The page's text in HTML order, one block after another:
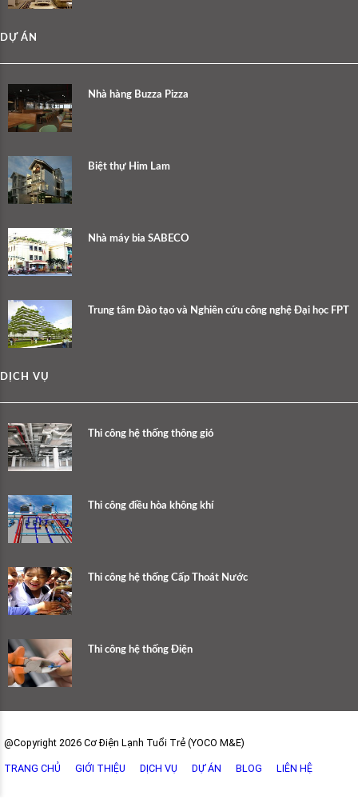
DỰ ÁN
Nhà hàng Buzza Pizza
Biệt thự Him Lam
Nhà máy bia SABECO
Trung tâm Đào tạo và Nghiên cứu công nghệ Đại học FPT
DỊCH VỤ
Thi công hệ thống thông gió
Thi công điều hòa không khí
Thi công hệ thống Cấp Thoát Nước
Thi công hệ thống Điện
@Copyright 2026 Cơ Điện Lạnh Tuổi Trẻ (YOCO M&E)
TRANG CHỦ GIỚI THIỆU DỊCH VỤ DỰ ÁN BLOG LIÊN HỆ